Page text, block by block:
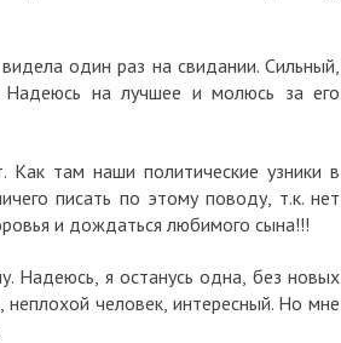
один раз на свидании. Сильный,
Надеюсь на лучшее и молюсь за его
Как там наши политические узники в
писать по этому поводу, т.к. нет
и дождаться любимого сына!!!
Надеюсь, я останусь одна, без новых
человек, интересный. Но мне